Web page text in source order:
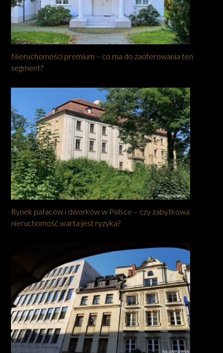
Nieruchomości premium – co ma do zaoferowania ten
segment?
Rynek pałaców i dworków w Polsce – czy zabytkowa
nieruchomość warta jest ryzyka?